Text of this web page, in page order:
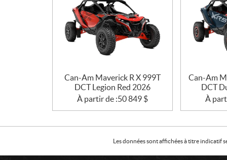
Can-Am Maverick R X 999T
DCT Legion Red 2026
À partir de :50 849 $
Can-Am
DCT
À
Les données sont affichées à titre